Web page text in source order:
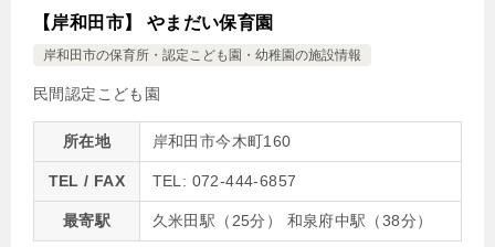
【岸和田市】 やまだい保育園
岸和田市の保育所・認定こども園・幼稚園の施設情報
民間認定こども園
所在地 岸和田市今木町160
TEL / FAX TEL: 072-444-6857
最寄駅 久米田駅（25分） 和泉府中駅（38分）